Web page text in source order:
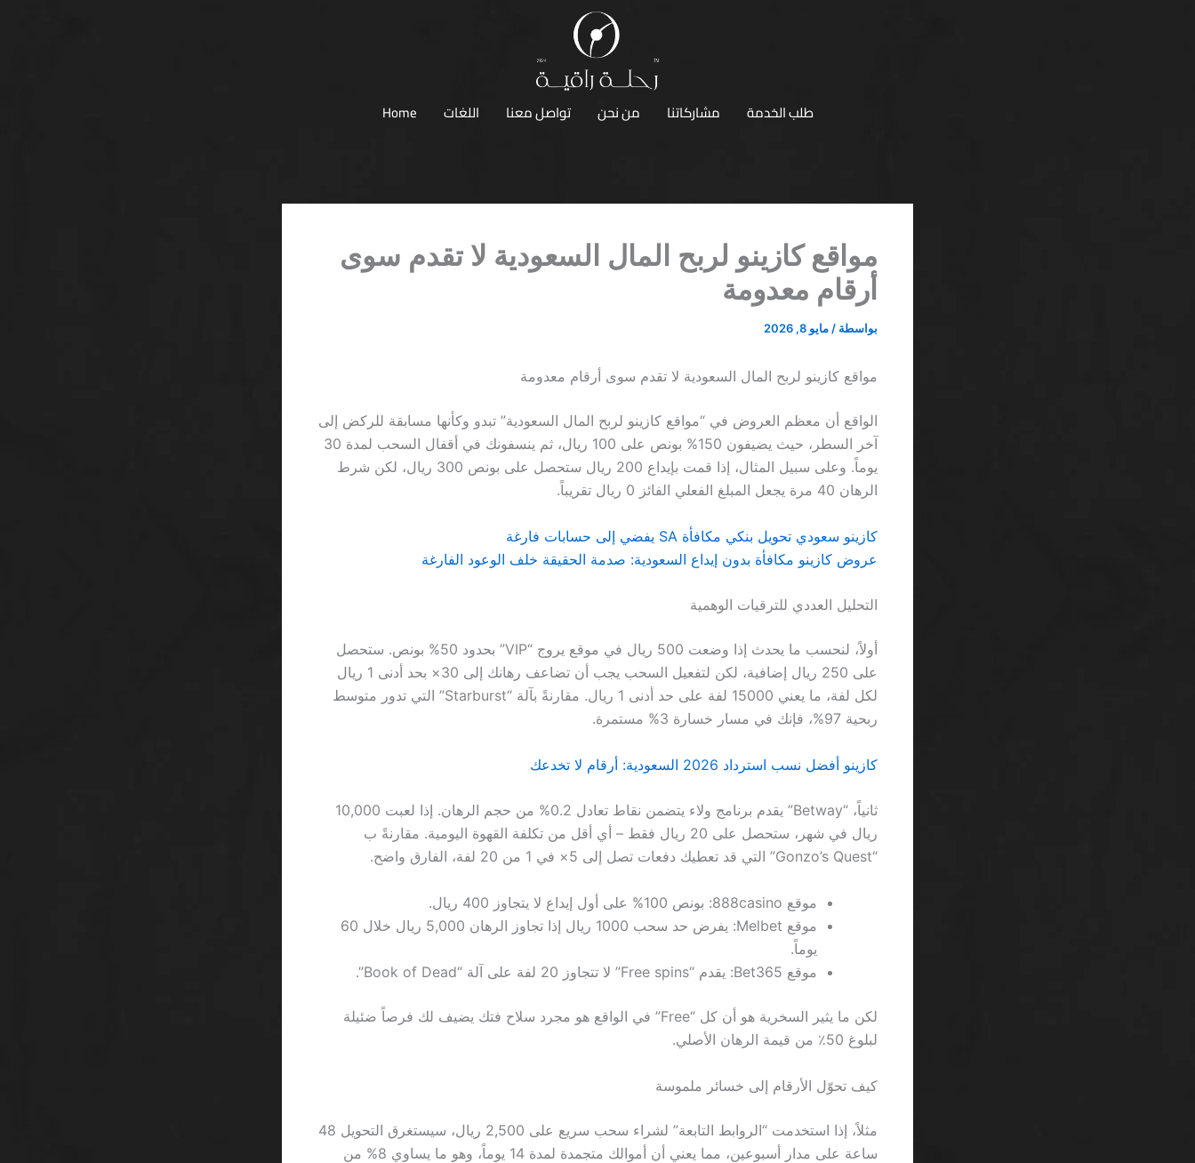
طلب الخدمة مشاركاتنا من نحن تواصل معنا اللغات Home
مواقع كازينو لربح المال السعودية لا تقدم سوى
أرقام معدومة
بواسطة / مايو 8, 2026
مواقع كازينو لربح المال السعودية لا تقدم سوى أرقام معدومة
الواقع أن معظم العروض في “مواقع كازينو لربح المال السعودية” تبدو وكأنها مسابقة للركض إلى
آخر السطر، حيث يضيفون 150% بونص على 100 ريال، ثم ينسفونك في أقفال السحب لمدة 30
يوماً. وعلى سبيل المثال، إذا قمت بإيداع 200 ريال ستحصل على بونص 300 ريال، لكن شرط
الرهان 40 مرة يجعل المبلغ الفعلي الفائز 0 ريال تقريباً.
كازينو سعودي تحويل بنكي مكافأة SA يفضي إلى حسابات فارغة
عروض كازينو مكافأة بدون إيداع السعودية: صدمة الحقيقة خلف الوعود الفارغة
التحليل العددي للترقيات الوهمية
أولاً، لنحسب ما يحدث إذا وضعت 500 ريال في موقع يروج “VIP” بحدود 50% بونص. ستحصل
على 250 ريال إضافية، لكن لتفعيل السحب يجب أن تضاعف رهانك إلى 30× بحد أدنى 1 ريال
لكل لفة، ما يعني 15000 لفة على حد أدنى 1 ريال. مقارنةً بآلة “Starburst” التي تدور متوسط
ربحية 97%، فإنك في مسار خسارة 3% مستمرة.
كازينو أفضل نسب استرداد 2026 السعودية: أرقام لا تخدعك
ثانياً، “Betway” يقدم برنامج ولاء يتضمن نقاط تعادل 0.2% من حجم الرهان. إذا لعبت 10,000
ريال في شهر، ستحصل على 20 ريال فقط – أي أقل من تكلفة القهوة اليومية. مقارنةً ب
“Gonzo’s Quest” التي قد تعطيك دفعات تصل إلى 5× في 1 من 20 لفة، الفارق واضح.
موقع 888casino: بونص 100% على أول إيداع لا يتجاوز 400 ريال.
موقع Melbet: يفرض حد سحب 1000 ريال إذا تجاوز الرهان 5,000 ريال خلال 60
يوماً.
موقع Bet365: يقدم “Free spins” لا تتجاوز 20 لفة على آلة “Book of Dead”.
لكن ما يثير السخرية هو أن كل “Free” في الواقع هو مجرد سلاح فتك يضيف لك فرصاً ضئيلة
لبلوغ 50٪ من قيمة الرهان الأصلي.
كيف تحوّل الأرقام إلى خسائر ملموسة
مثلاً، إذا استخدمت “الروابط التابعة” لشراء سحب سريع على 2,500 ريال، سيستغرق التحويل 48
ساعة على مدار أسبوعين، مما يعني أن أموالك متجمدة لمدة 14 يوماً، وهو ما يساوي 8% من